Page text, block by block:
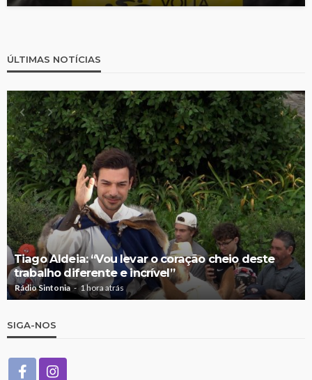
ÚLTIMAS NOTÍCIAS
Tiago Aldeia: “Vou levar o coração cheio deste
trabalho diferente e incrível”
Rádio Sintonia 1 hora atrás
SIGA-NOS